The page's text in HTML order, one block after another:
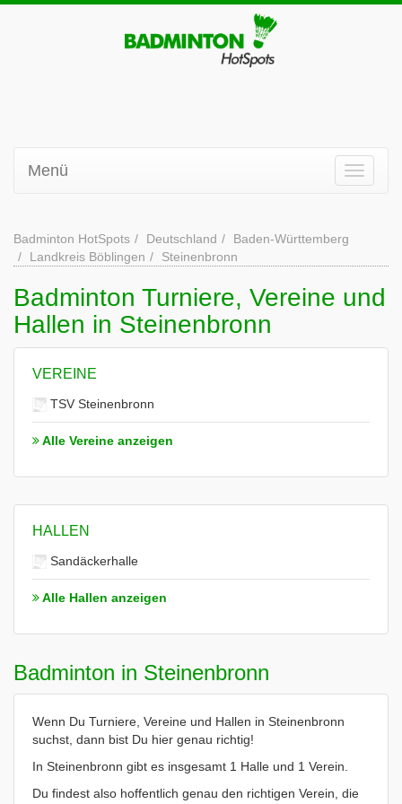
Menü
Badminton HotSpots Deutschland
Baden-Württemberg
Landkreis Böblingen
Steinenbronn
Badminton Turniere, Vereine und
Hallen in Steinenbronn
VEREINE
TSV Steinenbronn
Alle Vereine anzeigen
HALLEN
Sandäckerhalle
Alle Hallen anzeigen
Badminton in Steinenbronn
Wenn Du Turniere, Vereine und Hallen in Steinenbronn
suchst, dann bist Du hier genau richtig!
In Steinenbronn gibt es insgesamt 1 Halle und 1 Verein.
Du findest also hoffentlich genau den richtigen Verein, die